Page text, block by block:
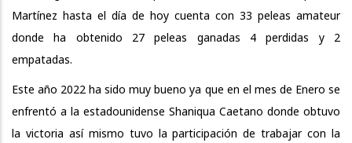
Martínez hasta el día de hoy cuenta con 33 peleas amateur
donde ha obtenido 27 peleas ganadas 4 perdidas y 2
empatadas.
Este año 2022 ha sido muy bueno ya que en el mes de Enero se
enfrentó a la estadounidense Shaniqua Caetano donde obtuvo
la victoria así mismo tuvo la participación de trabajar con la